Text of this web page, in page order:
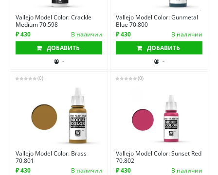
Vallejo Model Color: Crackle
Medium 70.598
₽ 430
В наличии
ДОБАВИТЬ
-
Vallejo Model Color: Gunmetal
Blue 70.800
₽ 430
В наличии
ДОБАВИТЬ
-
(0)
Vallejo Model Color: Brass
70.801
₽ 430
В наличии
(0)
Vallejo Model Color: Sunset Red
70.802
₽ 430
В наличии